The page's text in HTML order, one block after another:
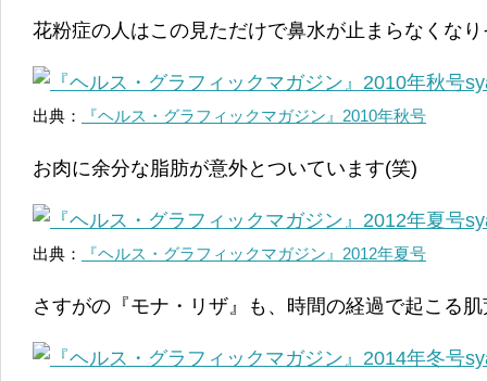
花粉症の人はこの見ただけで鼻水が止まらなくな
出典： 『ヘルス・グラフィックマガジン』2010年秋号
お肉に余分な脂肪が意外とついています(笑)
出典： 『ヘルス・グラフィックマガジン』2012年夏号
さすがの『モナ・リザ』も、時間の経過で起こる